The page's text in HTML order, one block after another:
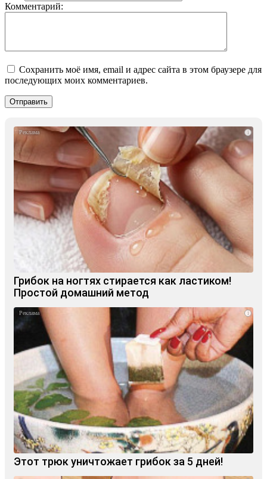
Комментарий:
Сохранить моё имя, email и адрес сайта в этом браузере для
последующих моих комментариев.
i
Грибок на ногтях стирается как ластиком!
Простой домашний метод
i
Этот трюк уничтожает грибок за 5 дней!